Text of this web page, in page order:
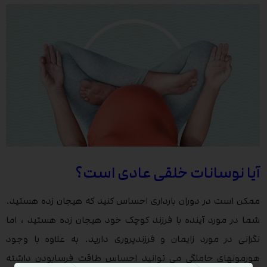
آیا نوسانات خلقی عادی است؟
ممکن است در دوران بارداری احساس کنید که هیجان زده هستید.
شما در مورد آینده با فرزند کوچک خود هیجان زده هستید ، اما
نگرانی در مورد زایمان و فرزندپروری دارید. به علاوه با وجود
هورمونهای حاملگی می توانید احساس طاقت فرسابودن داشته